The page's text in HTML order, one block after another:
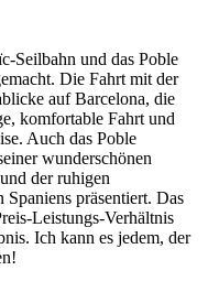
Seilbahn und das Poble
Die Fahrt mit der
auf Barcelona, die
komfortable Fahrt und
Auch das Poble
wunderschönen
der ruhigen
präsentiert. Das
Leistungs-Verhältnis
Ich kann es jedem, der